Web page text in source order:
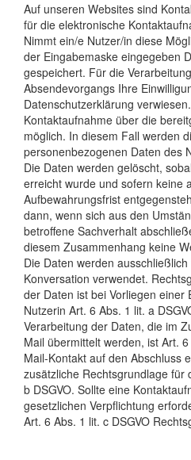
Auf unseren Websites sind
für die elektronische
Nimmt ein/e Nutzer/in diese
der Eingabemaske eingegeben
gespeichert. Für die
Absendevorgangs Ihre
Datenschutzerklärung
Kontaktaufnahme über die
möglich. In diesem Fall werden
personenbezogenen Daten des
Die Daten werden gelöscht,
erreicht wurde und sofern keine
Aufbewahrungsfrist
dann, wenn sich aus den
betroffene Sachverhalt
diesem Zusammenhang keine
Die Daten werden
Konversation verwendet.
der Daten ist bei Vorliegen einer
Nutzerin Art. 6 Abs. 1 lit. a
Verarbeitung der Daten, die im
Mail übermittelt werden, ist Art.
Mail-Kontakt auf den Abschluss
zusätzliche Rechtsgrundlage für
b DSGVO. Sollte eine
gesetzlichen Verpflichtung
Art. 6 Abs. 1 lit. c DSGVO